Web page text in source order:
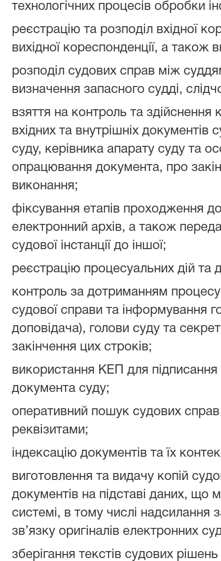
технологічних процесів обробки
реєстрацію та розподіл вхідної
вихідної кореспонденції, а також
розподіл судових справ між
визначення запасного судді,
взяття на контроль та
вхідних та внутрішніх документів
суду, керівника апарату суду та
опрацювання документа, про
виконання;
фіксування етапів проходження
електронний архів, а також
судової інстанції до іншої;
реєстрацію процесуальних дій та
контроль за дотриманням
судової справи та інформування
доповідача), голови суду та
закінчення цих строків;
використання КЕП для підписання
документа суду;
оперативний пошук судових справ
реквізитами;
індексацію документів та їх
виготовлення та видачу копій
документів на підставі даних, що
системі, в тому числі надсилання
зв’язку оригіналів електронних
зберігання текстів судових